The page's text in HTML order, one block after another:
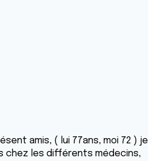
amis, ( lui 77ans, moi 72 ) je
chez les différents médecins,